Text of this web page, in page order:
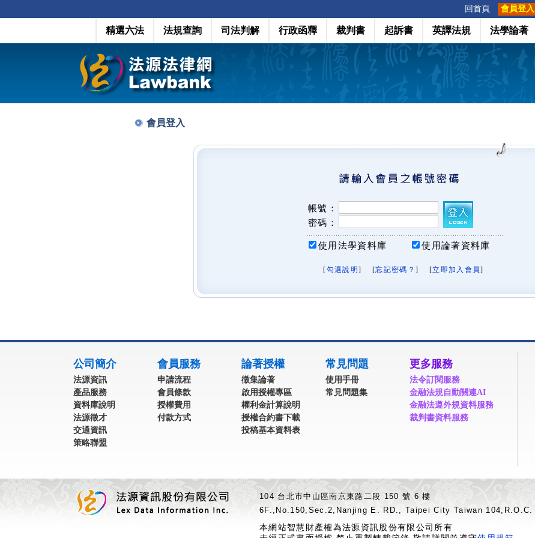
回首頁 會員登入
精選六法 法規查詢 司法判解 行政函釋 裁判書 起訴書 英譯法規 法學論著
會員登入
帳號：
密碼：
使用法學資料庫 使用論著資料庫
[勾選說明 ] [忘記密碼？ ] [立即加入會員]
公司簡介
法源資訊
產品服務
資料庫說明
法源徵才
交通資訊
策略聯盟
會員服務
申請流程
會員條款
授權費用
付款方式
論著授權
徵集論著
啟用授權專區
權利金計算說明
授權合約書下載
投稿基本資料表
常見問題
使用手冊
常見問題集
更多服務
法令訂閱服務
金融法規自動關連AI
金融法遵外規資料服務
裁判書資料服務
104 台北市中山區南京東路二段 150 號 6 樓
6F.,No.150,Sec.2,Nanjing E. RD., Taipei City Taiwan 104,R.O.C.
本網站智慧財產權為法源資訊股份有限公司所有